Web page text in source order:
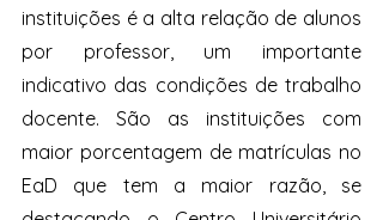
instituições é a alta relação de alunos
por professor, um importante
indicativo das condições de trabalho
docente. São as instituições com
maior porcentagem de matrículas no
EaD que tem a maior razão, se